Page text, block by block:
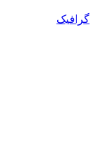
گرافیک